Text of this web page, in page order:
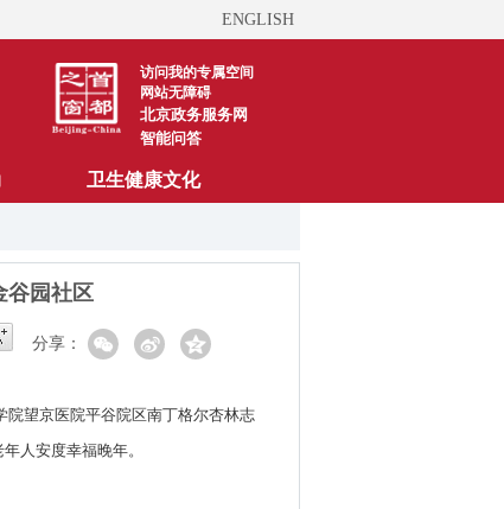
ENGLISH
访问我的专属空间
网站无障碍
北京政务服务网
智能问答
卫生健康文化
园社区
分享：
院望京医院平谷院区南丁格尔杏林志
人安度幸福晚年。